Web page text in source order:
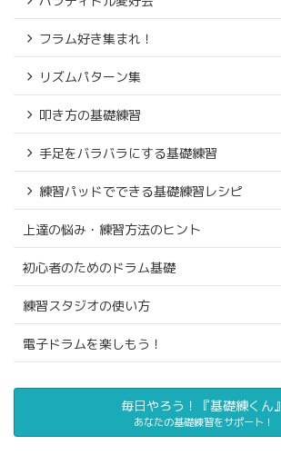
フラム好き集まれ！
リズムパターン集
叩き方の基礎練習
手足をバラバラにする基礎練習
練習パッドでできる基礎練習レシピ
上達の悩み・練習方法のヒント
初心者のためのドラム基礎
練習スタジオの使い方
電子ドラムを楽しもう！
毎日やろう！『基礎練くん』
あなたの基礎練習をサポート！